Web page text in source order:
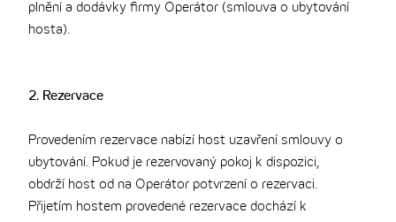
plnění a dodávky firmy Operátor (smlouva o ubytování
hosta).
2. Rezervace
Provedením rezervace nabízí host uzavření smlouvy o
ubytování. Pokud je rezervovaný pokoj k dispozici,
obdrží host od na Operátor potvrzení o rezervaci.
Přijetím hostem provedené rezervace dochází k